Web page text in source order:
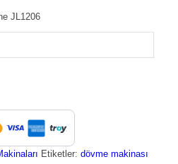
JL1206
Etiketler: dövme makinası